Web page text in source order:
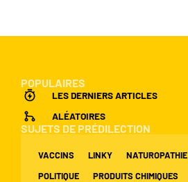
POPULAIRES
LES DERNIERS ARTICLES
ALÉATOIRES
SUJETS DE PRÉDILECTION
VACCINS LINKY NATUROPATHIE
POLITIQUE
PRODUITS CHIMIQUES